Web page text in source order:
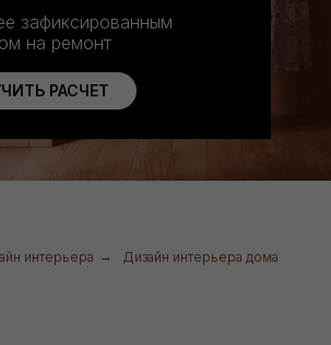
зафиксированным
на ремонт
РАСЧЕТ
интерьера → Дизайн интерьера дома